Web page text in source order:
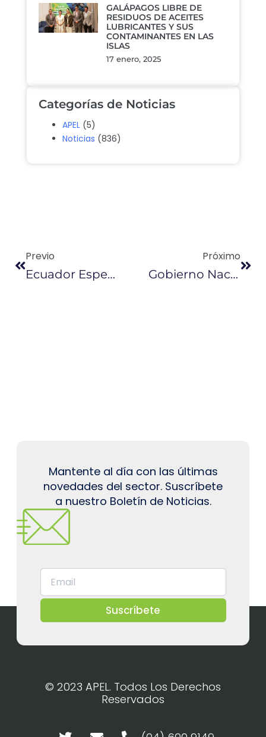
GALÁPAGOS LIBRE DE
RESIDUOS DE ACEITES
LUBRICANTES Y SUS
CONTAMINANTES EN LAS
ISLAS
17 enero, 2025
Categorías de Noticias
APEL (5)
Noticias (836)
Previo
Ecuador Espera Obtener $ 63 Millones Con Exportación De Crudo Local
Próximo
Gobierno Nacional Firma El Pacto Por La Economía Circular
Mantente al día con las últimas
novedades del sector. Suscríbete
a nuestro Boletín de Noticias.
Suscríbete
© 2023 APEL. Todos Los Derechos
Reservados